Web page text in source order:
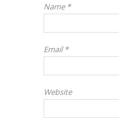
Name *
Email*
Website